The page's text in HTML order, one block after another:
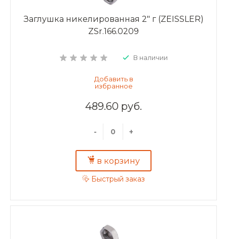
Заглушка никелированная 2" г (ZEISSLER)
ZSr.166.0209
В наличии
489.60 руб.
- +
в корзину
Быстрый заказ